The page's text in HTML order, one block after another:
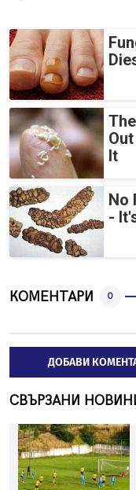
It
No
-
КОМЕНТАРИ 0
ДОБАВИ
СВЪРЗАНИ